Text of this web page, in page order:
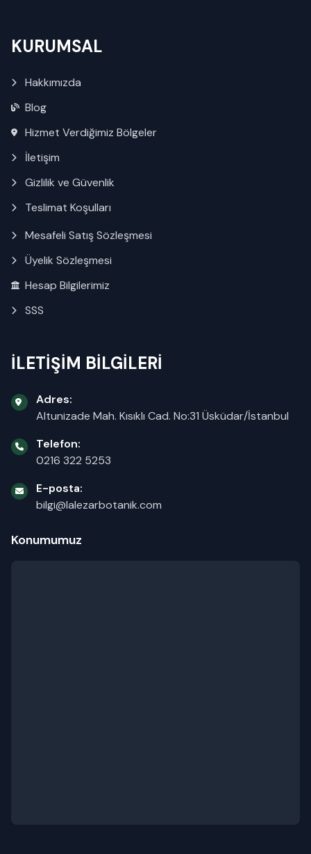
KURUMSAL
Hakkımızda
Blog
Hizmet Verdiğimiz Bölgeler
İletişim
Gizlilik ve Güvenlik
Teslimat Koşulları
Mesafeli Satış Sözleşmesi
Üyelik Sözleşmesi
Hesap Bilgilerimiz
SSS
İLETİŞİM BİLGİLERİ
Adres:
Altunizade Mah. Kısıklı Cad. No:31 Üsküdar/İstanbul
Telefon:
0216 322 5253
E-posta:
bilgi@lalezarbotanik.com
Konumumuz